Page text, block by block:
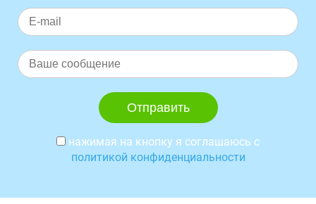
нажимая на кнопку я соглашаюсь с
политикой конфиденциальности